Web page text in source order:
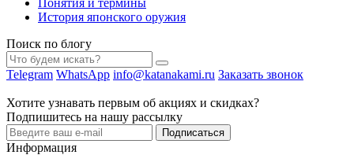
История японского оружия
Поиск по блогу
Telegram WhatsApp info@katanakami.ru Заказать звонок
Хотите узнавать первым об акциях и скидках?
Подпишитесь на нашу рассылку
Подписаться
Информация